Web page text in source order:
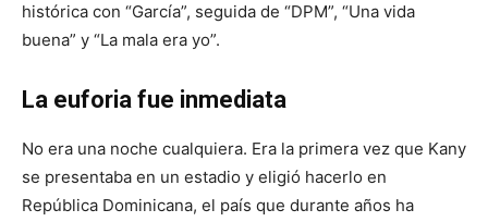
histórica con “García”, seguida de “DPM”, “Una vida
buena” y “La mala era yo”.
La euforia fue inmediata
No era una noche cualquiera. Era la primera vez que Kany
se presentaba en un estadio y eligió hacerlo en
República Dominicana, el país que durante años ha